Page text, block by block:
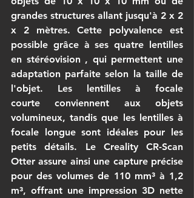
grandes structures allant jusqu'à 2 x 2
x 2 mètres. Cette polyvalence est
possible grâce à ses quatre lentilles
en stéréovision , qui permettent une
adaptation parfaite selon la taille de
l'objet. Les lentilles à focale
courte conviennent aux objets
focale longue sont idéales pour les
petits détails. Le Creality CR-Scan
Otter assure ainsi une capture précise
pour des volumes de 110 mm³ à 1,2
m³, offrant une impression 3D nette